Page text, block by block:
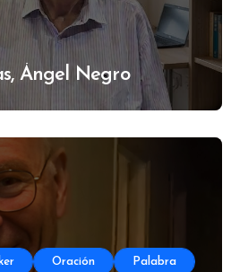
Ángel Negro
Oración Palabra